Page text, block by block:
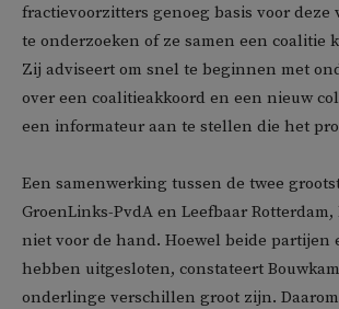
fractievoorzitters genoeg basis voor deze
te onderzoeken of ze samen een coalitie
Zij adviseert om snel te beginnen met
over een coalitieakkoord en een nieuw
een informateur aan te stellen die het
Een samenwerking tussen de twee
GroenLinks-PvdA en Leefbaar
niet voor de hand. Hoewel beide partijen
hebben uitgesloten, constateert
onderlinge verschillen groot zijn.